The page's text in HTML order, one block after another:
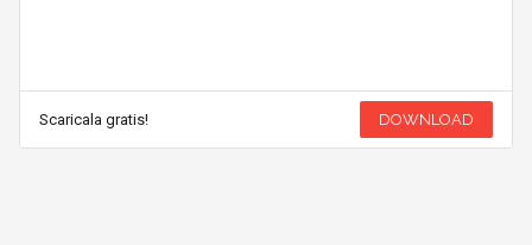
Scaricala gratis! DOWNLOAD